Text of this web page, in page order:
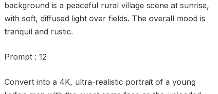
background is a peaceful rural village scene at sunrise,
with soft, diffused light over fields. The overall mood is
tranquil and rustic.
Prompt : 12
Convert into a 4K, ultra-realistic portrait of a young